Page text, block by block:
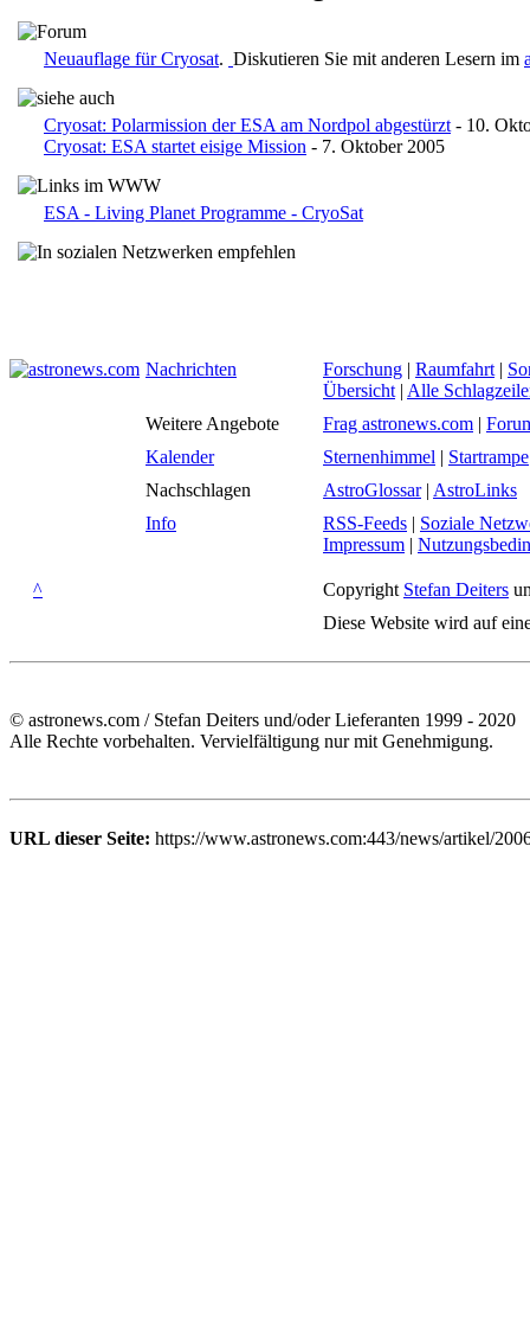
Neuauflage für Cryosat. Diskutieren Sie mit anderen Lesern im
Cryosat: Polarmission der ESA am Nordpol abgestürzt - 10.
Cryosat: ESA startet eisige Mission - 7. Oktober 2005
ESA - Living Planet Programme - CryoSat
Nachrichten Forschung | Raumfahrt |
Übersicht | Alle
Weitere Angebote
Frag astronews.com |
Kalender
Sternenhimmel | Startrampe
Nachschlagen
AstroGlossar| AstroLinks
Info
RSS-Feeds | Soziale
Impressum |
^ Copyright Stefan Deiters
Diese Website wird auf
© astronews.com / Stefan Deiters und/oder Lieferanten 1999 - 2020
Alle Rechte vorbehalten. Vervielfältigung nur mit Genehmigung.
URL dieser Seite: https://www.astronews.com:443/news/artikel/